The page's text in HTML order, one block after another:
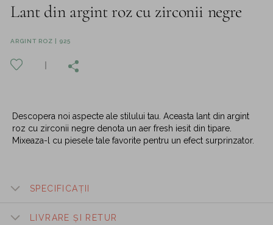
Lant din argint roz cu zirconii negre
ARGINT ROZ | 925
Descopera noi aspecte ale stilului tau. Aceasta lant din argint
roz cu zirconii negre denota un aer fresh iesit din tipare.
Mixeaza-l cu piesele tale favorite pentru un efect surprinzator.
SPECIFICAȚII
LIVRARE ȘI RETUR